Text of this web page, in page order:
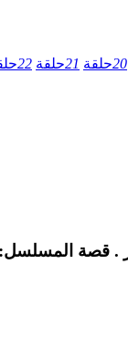
20حلقة 21حلقة 22
إحسان دعدوش